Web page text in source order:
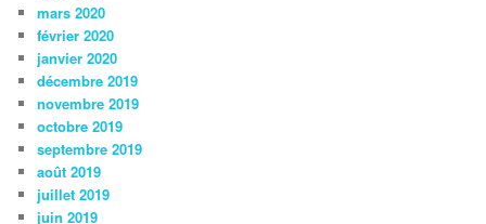
mars 2020
février 2020
janvier 2020
décembre 2019
novembre 2019
octobre 2019
septembre 2019
août 2019
juillet 2019
juin 2019